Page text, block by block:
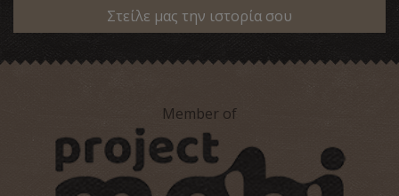
Φαράγγι Σπηλιώτισσας
Στείλε μας την ιστορία σου
Member of